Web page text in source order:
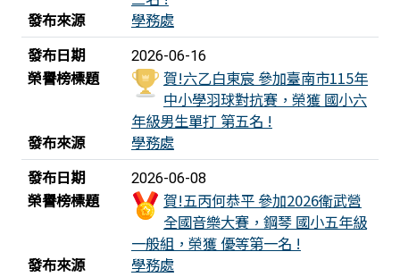
發布來源
學務處
發布日期
2026-06-16
榮譽榜標題
賀!六乙白東宸 參加臺南市115年
中小學羽球對抗賽，榮獲 國小六
年級男生單打 第五名 !
發布來源
學務處
發布日期
2026-06-08
榮譽榜標題
賀!五丙何恭平 參加2026衛武營
全國音樂大賽，鋼琴 國小五年級
一般組，榮獲 優等第一名 !
發布來源
學務處